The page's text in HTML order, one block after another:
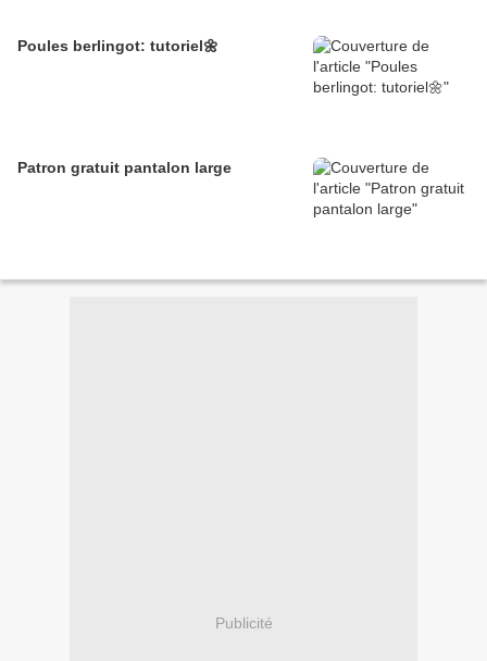
Poules berlingot: tutoriel🌼
Patron gratuit pantalon large
Publicité